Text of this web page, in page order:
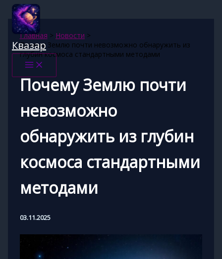
Перейти
содержимому
Квазар
Главная
Новости
Почему Землю почти невозможно обнаружить из
глубин космоса стандартными методами
Почему Землю почти
невозможно
обнаружить из глубин
космоса стандартными
методами
03.11.2025